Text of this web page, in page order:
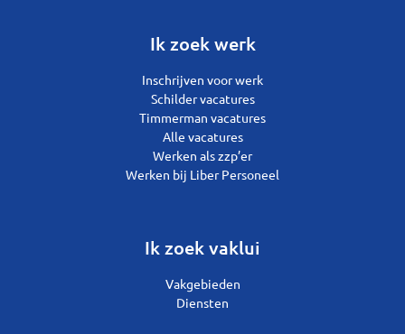
Ik zoek werk
Inschrijven voor werk
Schilder vacatures
Timmerman vacatures
Alle vacatures
Werken als zzp’er
Werken bij Liber Personeel
Ik zoek vaklui
Vakgebieden
Diensten